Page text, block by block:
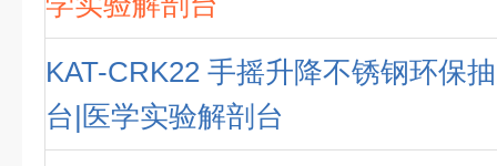
KAT-CRK22 手摇升降不锈钢环保
台|医学实验解剖台